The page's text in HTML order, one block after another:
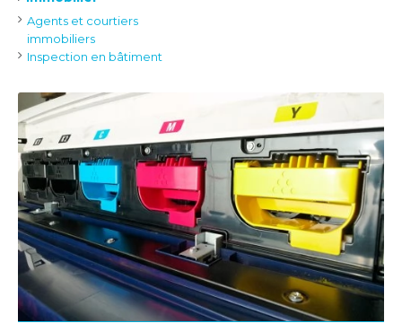
Agents et courtiers
immobiliers
Inspection en bâtiment